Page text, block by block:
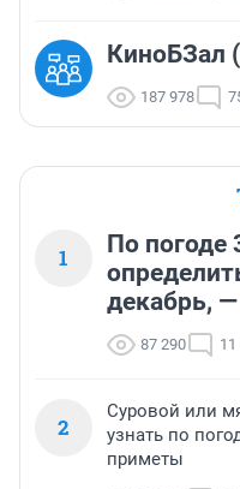
КиноБЗал
187 978
1
По погоде
декабрь,
87 290 11
2
Суровой или
узнать по
приметы